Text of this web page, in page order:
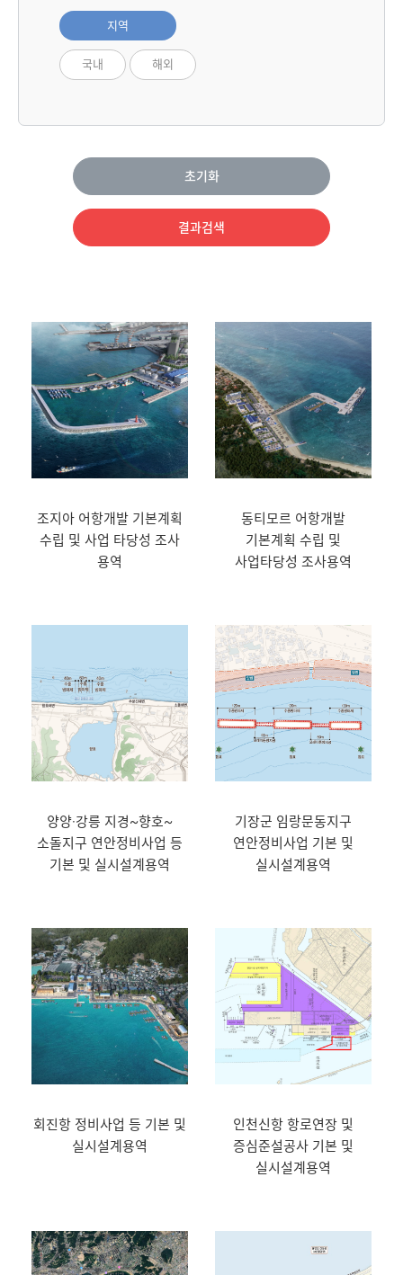
지역
국내 해외
조지아 어항개발 기본계획
수립 및 사업 타당성 조사
용역
동티모르 어항개발
기본계획 수립 및
사업타당성 조사용역
양양·강릉 지경~향호~
소돌지구 연안정비사업 등
기본 및 실시설계용역
기장군 임랑문동지구
연안정비사업 기본 및
실시설계용역
회진항 정비사업 등 기본 및
실시설계용역
인천신항 항로연장 및
증심준설공사 기본 및
실시설계용역